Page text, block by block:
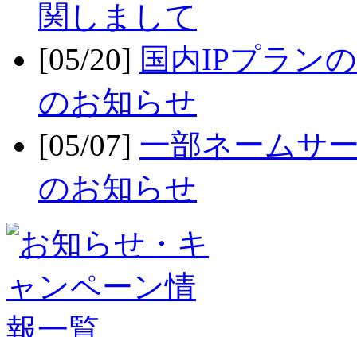
関しまして
[05/20] 国内IPプラン
のお知らせ
[05/07] 一部ネームサ
のお知らせ